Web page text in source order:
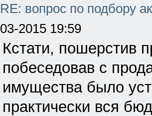
RE: вопрос по подбору
03-2015 19:59
Кстати, пошерстив
побеседовав с
имущества было
практически вся